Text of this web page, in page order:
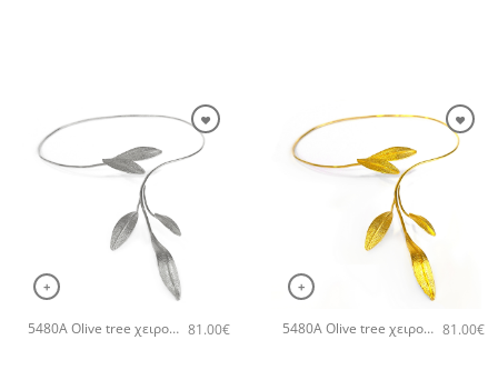
+
5480A Olive tree χειροποίητο κολιέ Catherine bijoux Ασημί 81.00€
+
5480A Olive tree χειροποίητο κολιέ Catherine bijoux Χρυσό 81.00€